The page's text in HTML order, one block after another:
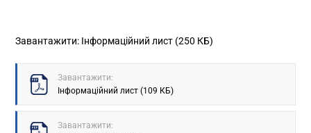
Завантажити: Інформаційний лист (250 КБ)
Завантажити:
Інформаційний лист (109 КБ)
Завантажити: